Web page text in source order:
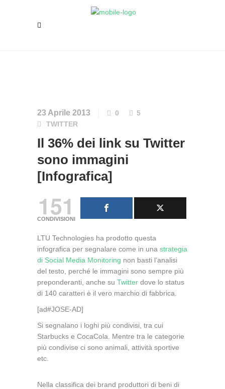
23 Aprile 2013 0
5
TWITTER
Il 36% dei link su Twitter
sono immagini
[Infografica]
151
CONDIVISIONI
LTU Technologies ha prodotto questa
infografica per segnalare come in una strategia
di Social Media Monitoring non basti l’analisi
del testo, perché le immagini sono sempre più
preponderanti, anche su Twitter dove lo status
di 140 caratteri è il vero marchio di fabbrica.
[ad#JOSE-AD]
Si segnalano i loghi più condivisi, tra cui
Starbucks e CocaCola. Mentre tra le categorie
più condivise ci sono animali, attività sportive
etc.
Nella classifica dei brand produttori di beni di